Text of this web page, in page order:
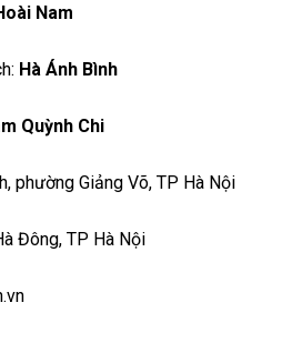
Nam
Hà Ánh Bình
Quỳnh Chi
phường Giảng Võ, TP Hà Nội
Đông, TP Hà Nội